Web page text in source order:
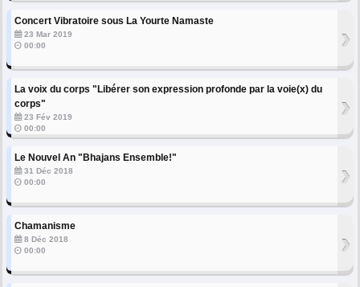
Concert Vibratoire sous La Yourte Namaste
23 Mar 2019
00:00
›
La voix du corps "Libérer son expression profonde par la voie(x) du
corps"
23 Fév 2019
00:00
›
Le Nouvel An "Bhajans Ensemble!"
31 Déc 2018
00:00
›
Chamanisme
8 Déc 2018
00:00
›